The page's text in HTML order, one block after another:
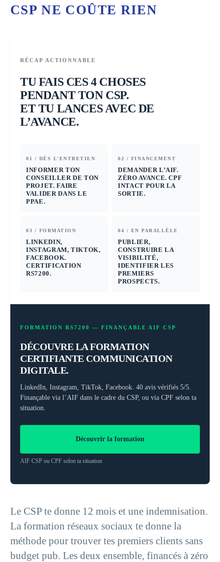
CSP NE COÛTE RIEN
RÉCAP ACTIONNABLE
TU FAIS CES 4 CHOSES
PENDANT TON CSP.
ET TU LANCES AVEC DE
L’AVANCE.
01 / DÈS L’ENTRETIEN
INFORMER TON
CONSEILLER DE TON
PROJET. FAIRE
VALIDER DANS LE
PPAE.
02 / FINANCEMENT
DEMANDER L’AIF.
ZÉRO AVANCE. CPF
INTACT POUR LA
SORTIE.
03 / FORMATION
LINKEDIN,
INSTAGRAM, TIKTOK,
FACEBOOK.
CERTIFICATION
RS7200.
04 / EN PARALLÈLE
PUBLIER,
CONSTRUIRE LA
VISIBILITÉ,
IDENTIFIER LES
PREMIERS
PROSPECTS.
FORMATION RS7200 — FINANÇABLE AIF CSP
DÉCOUVRE LA FORMATION
CERTIFIANTE COMMUNICATION
DIGITALE.
LinkedIn, Instagram, TikTok, Facebook. 40 avis vérifiés 5/5.
Finançable via l’AIF dans le cadre du CSP, ou via CPF selon ta
situation.
Découvrir la formation
AIF CSP ou CPF selon ta situation
Le CSP te donne 12 mois et une indemnisation.
La formation réseaux sociaux te donne la
méthode pour trouver tes premiers clients sans
budget pub. Les deux ensemble, financés à zéro